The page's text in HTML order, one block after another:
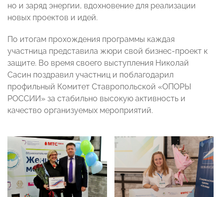
но и заряд энергии, вдохновение для реализации
новых проектов и идей.
По итогам прохождения программы каждая
участница представила жюри свой бизнес-проект к
защите. Во время своего выступления Николай
Сасин поздравил участниц и поблагодарил
профильный Комитет Ставропольской «ОПОРЫ
РОССИИ» за стабильно высокую активность и
качество организуемых мероприятий.